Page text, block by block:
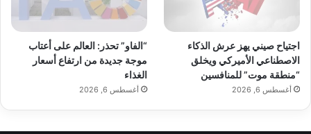
اجتياح صيني يهز عرش الذكاء
الاصطناعي الأميركي ويخلق
“منطقة موت” للمنافسين
أغسطس 6, 2026
“الفاو” تحذر: العالم على أعتاب
موجة جديدة من ارتفاع أسعار
الغذاء
أغسطس 6, 2026